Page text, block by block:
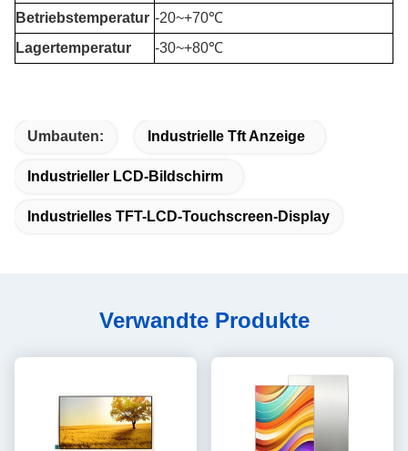
Betriebstemperatur -20~+70℃
Lagertemperatur
-30~+80℃
Umbauten: Industrielle Tft Anzeige
Industrieller LCD-Bildschirm
Industrielles TFT-LCD-Touchscreen-Display
Verwandte Produkte